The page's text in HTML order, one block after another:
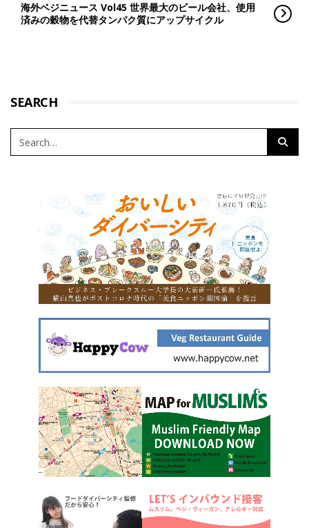
海外ベジニュース Vol45 世界最大のビール会社、使用
済みの穀物を代替タンパク質にアップサイクル
SEARCH